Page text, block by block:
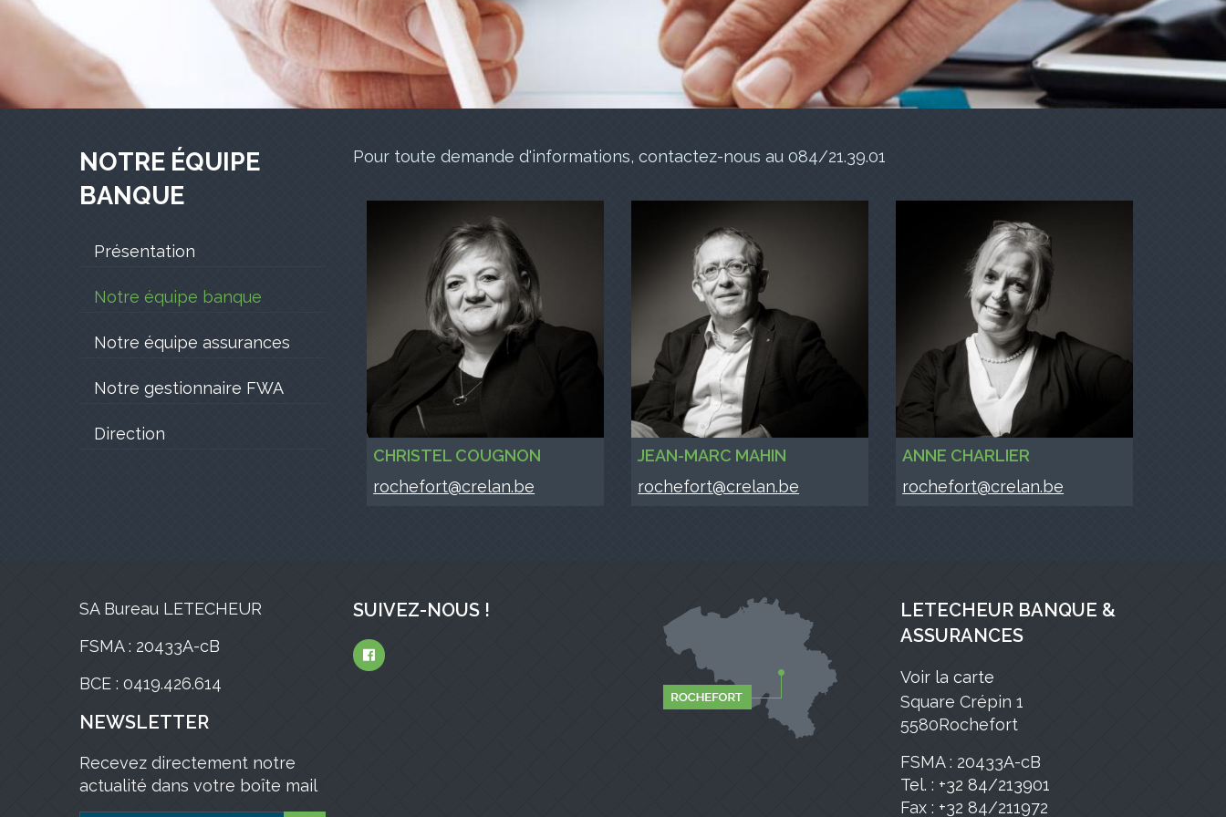
Pour toute demande d'informations, contactez-nous au 084/21.39.01
CHRISTEL COUGNON
rochefort@crelan.be
JEAN-MARC MAHIN
rochefort@crelan.be
ANNE CHARLIER
rochefort@crelan.be
NOTRE ÉQUIPE
BANQUE
NOTRE
ÉQUIPE
BANQUE
Présentation
Notre équipe banque
Notre équipe assurances
Notre gestionnaire FWA
Direction
SA Bureau LETECHEUR
FSMA : 20433A-cB
BCE : 0419.426.614
NEWSLETTER
Recevez directement notre
actualité dans votre boîte mail
SUIVEZ-NOUS !
LETECHEUR BANQUE &
ASSURANCES
Voir la carte
Square Crépin 1
5580Rochefort
FSMA : 20433A-cB
Tel. : +32 84/213901
Fax : +32 84/211972